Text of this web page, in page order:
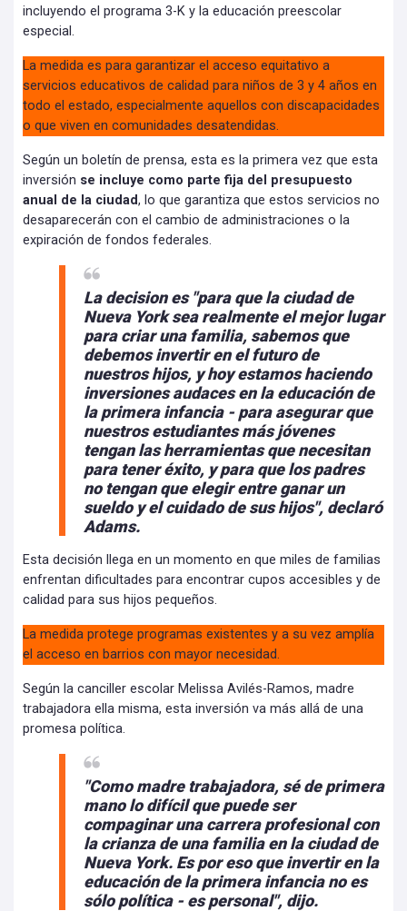
incluyendo el programa 3-K y la educación preescolar
especial.
La medida es para garantizar el acceso equitativo a
servicios educativos de calidad para niños de 3 y 4 años en
todo el estado, especialmente aquellos con discapacidades
o que viven en comunidades desatendidas.
Según un boletín de prensa, esta es la primera vez que esta
inversión se incluye como parte fija del presupuesto
anual de la ciudad, lo que garantiza que estos servicios no
desaparecerán con el cambio de administraciones o la
expiración de fondos federales.
La decision es "para que la ciudad de
Nueva York sea realmente el mejor lugar
para criar una familia, sabemos que
debemos invertir en el futuro de
nuestros hijos, y hoy estamos haciendo
inversiones audaces en la educación de
la primera infancia - para asegurar que
nuestros estudiantes más jóvenes
tengan las herramientas que necesitan
para tener éxito, y para que los padres
no tengan que elegir entre ganar un
sueldo y el cuidado de sus hijos", declaró
Adams.
Esta decisión llega en un momento en que miles de familias
enfrentan dificultades para encontrar cupos accesibles y de
calidad para sus hijos pequeños.
La medida protege programas existentes y a su vez amplía
el acceso en barrios con mayor necesidad.
Según la canciller escolar Melissa Avilés-Ramos, madre
trabajadora ella misma, esta inversión va más allá de una
promesa política.
"Como madre trabajadora, sé de primera
mano lo difícil que puede ser
compaginar una carrera profesional con
la crianza de una familia en la ciudad de
Nueva York. Es por eso que invertir en la
educación de la primera infancia no es
sólo política - es personal", dijo.